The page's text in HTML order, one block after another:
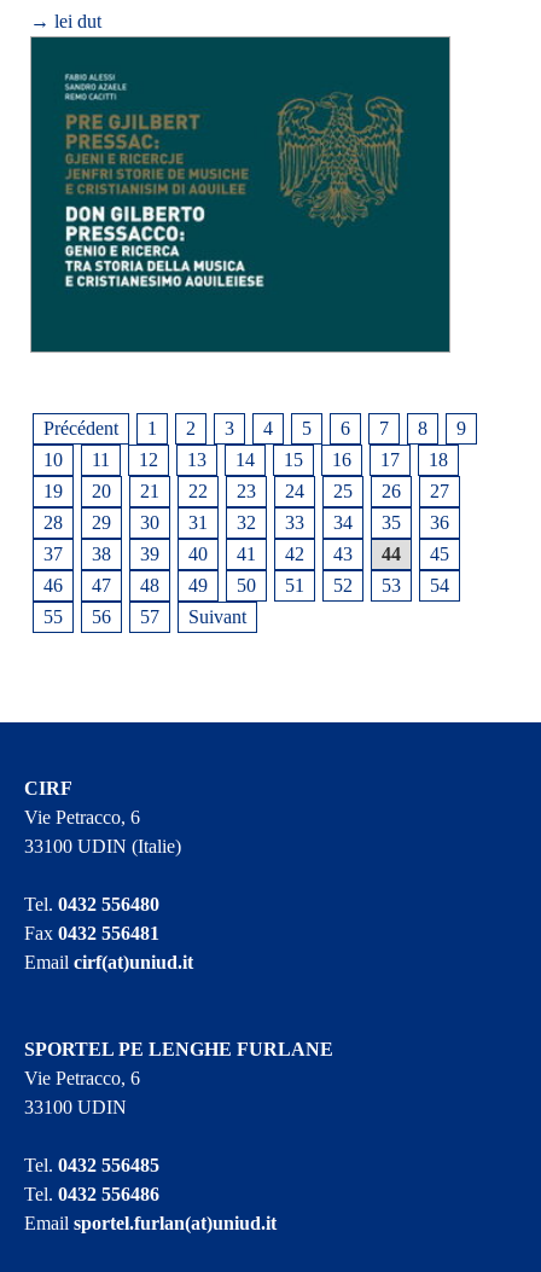
→ lei dut
Précédent 1 2 3 4 5 6 7 8
9
10
11 12 13 14 15 16 17
18
19
20 21 22 23 24 25 26
27
28
29 30 31 32 33 34 35
36
37
38 39 40 41 42 43 44
45
46
47 48 49 50 51 52 53
54
55
56 57 Suivant
CIRF
Vie Petracco, 6
33100 UDIN (Italie)
Tel.0432 556480
Fax0432 556481
Emailcirf(at)uniud.it
SPORTEL PE LENGHE FURLANE
Vie Petracco, 6
33100 UDIN
Tel.0432 556485
Tel.0432 556486
Emailsportel.furlan(at)uniud.it